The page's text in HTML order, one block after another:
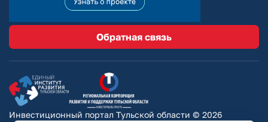
Обратная связь
Инвестиционный портал Тульской области © 2026